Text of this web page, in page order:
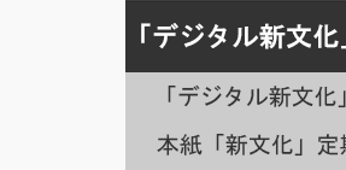
月
別
の
事